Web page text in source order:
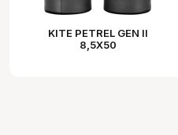
KITE PETREL GEN II
8,5X50